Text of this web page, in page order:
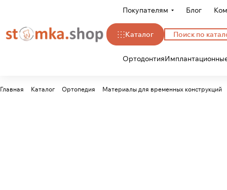
Покупателям Блог
Каталог
Ортодонтия
Главная Каталог Ортопедия Материалы для временных конструкций